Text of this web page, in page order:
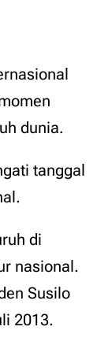
dunia.
tanggal
di
nasional.
Susilo
2013.